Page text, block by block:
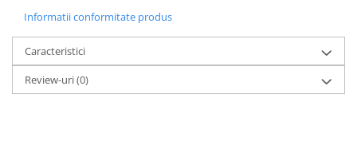
Informatii conformitate produs
Caracteristici
Review-uri(0)